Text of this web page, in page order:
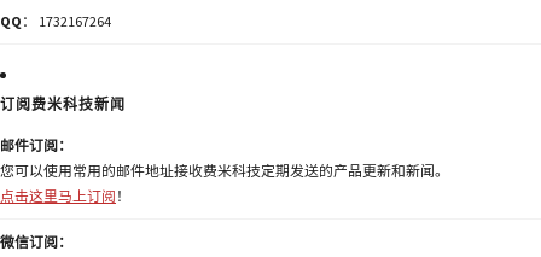
QQ ： 1732167264
订阅费米科技新闻
邮件订阅：
您可以使用常用的邮件地址接收费米科技定期发送的产品更新和新闻。
点击这里马上订阅 ！
微信订阅：